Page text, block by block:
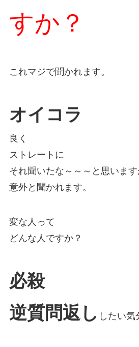
すか？
これマジで聞かれます。
オイコラ
良く
ストレートに
それ聞いたな～～～と思いま
意外と聞かれます。
変な人って
どんな人ですか？
必殺
逆質問返し したい気